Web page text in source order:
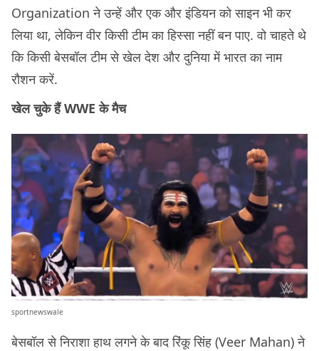
Organization ने उन्हें और एक और इंडियन को साइन भी कर
लिया था, लेकिन वीर किसी टीम का हिस्सा नहीं बन पाए. वो चाहते थे
कि किसी बेसबॉल टीम से खेल देश और दुनिया में भारत का नाम
रौशन करें.
खेल चुके हैं WWE के मैच
sportnewswale
बेसबॉल से निराशा हाथ लगने के बाद रिंकू सिंह (Veer Mahan) ने